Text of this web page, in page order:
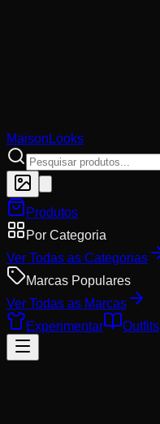
MaisonLooks
Produtos
Por Categoria
Ver Todas as Categorias
Marcas Populares
Ver Todas as Marcas
Experimentar
Outfits